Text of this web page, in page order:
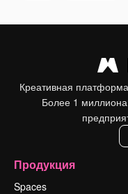
Креативная
Более 1 миллиона
Продукция
Spaces